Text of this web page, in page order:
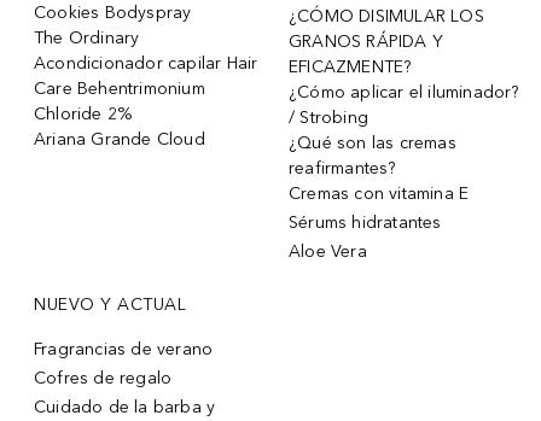
Cookies Bodyspray
The Ordinary
Acondicionador capilar Hair
Care Behentrimonium
Chloride 2%
Ariana Grande Cloud
¿CÓMO DISIMULAR LOS
GRANOS RÁPIDA Y
EFICAZMENTE?
¿Cómo aplicar el iluminador?
/ Strobing
¿Qué son las cremas
reafirmantes?
Cremas con vitamina E
Sérums hidratantes
Aloe Vera
NUEVO Y ACTUAL
Fragrancias de verano
Cofres de regalo
Cuidado de la barba y